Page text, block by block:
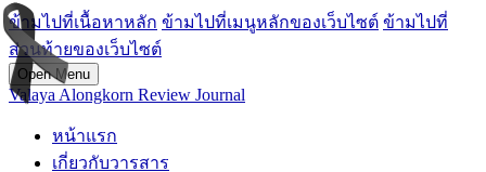
ข้ามไปที่เนื้อหาหลัก ข้ามไปที่เมนูหลักของเว็บไซต์ ข้ามไปที่
ส่วนท้ายของเว็บไซต์
Open Menu
Valaya Alongkorn Review Journal
หน้าแรก
เกี่ยวกับวารสาร